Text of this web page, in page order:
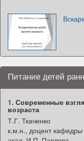
Питание детей
1. Современные
возраста
Т.Г. Ткаченко
к.м.н., доцент